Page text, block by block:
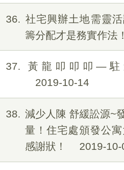
36
社宅興辦土地需靈
籌分配才是務實作法
37
黃龍叩叩叩—駐
2019-10-14
38
減少人陳 舒緩訟源~
量！住宅處頒發公
感謝狀！
2019-10-